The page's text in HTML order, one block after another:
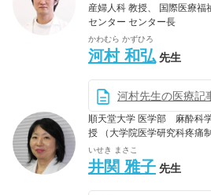
産婦人科 教授、 国際医療福
センター センター長
かわむら かずひろ
河村 和弘 先生
河村先生の医療記
順天堂大学 医学部 麻酔科
授 （大学院医学研究科疼痛
いせき まさこ
井関 雅子 先生